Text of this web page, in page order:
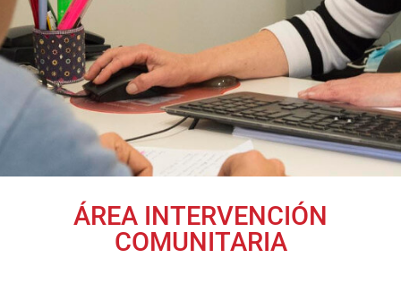
Qué hacemos
Ruta de la Solidaridad
Noticias
Regala Solidaridad
Empresas con corazón
Transparencia
ÁREA INTERVENCIÓN
COMUNITARIA